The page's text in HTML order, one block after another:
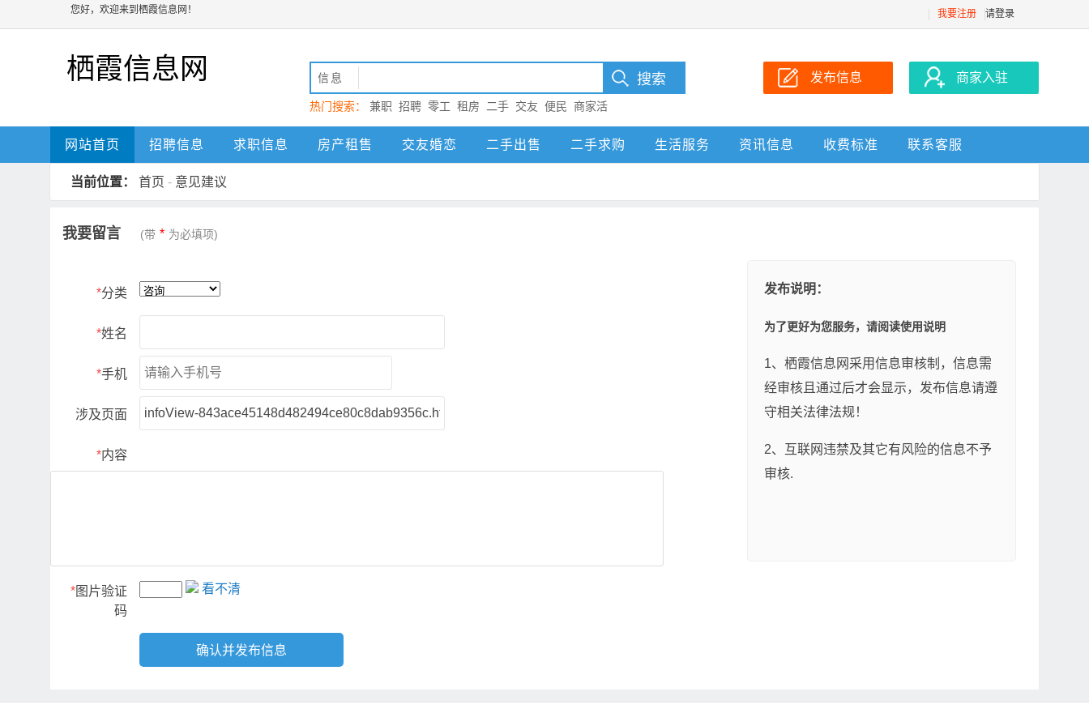
您好，欢迎来到栖霞信息网！ 我要注册 请登录
栖霞信息网 信息
热门搜索： 兼职 招聘 零工 租房 二手 交友 便民
商家活
动 栖霞
发布信息 商家入驻
网站首页 招聘信息 求职信息 房产租售 交友婚恋 二手出售 二手求购 生活服务 资讯信息 收费标准 联系客服
当前位置： 首页 - 意见建议
我要留言 (带 * 为必填项)
*分类
*姓名
*手机
涉及页面
*内容
*图片验证
码
看不清
发布说明：
为了更好为您服务，请阅读使用说明
1、栖霞信息网采用信息审核制，信息需
经审核且通过后才会显示，发布信息请遵
守相关法律法规！
2、互联网违禁及其它有风险的信息不予
审核.